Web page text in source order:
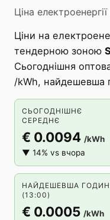
Ціна
Ціни на
тендерною зоною
Сьогоднішня
/kWh, найдешевша
СЬОГОДНІШНЄ
СЕРЕДНЄ
€ 0.0094 /kWh
▼ 14% vs вчора
НАЙДЕШЕВША
(13:00)
€ 0.0005 /kWh